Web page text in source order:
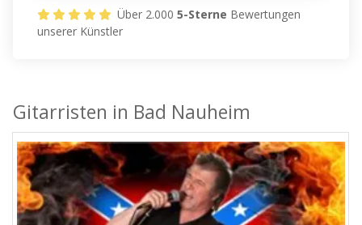
Über 2.0005-Sterne Bewertungen
unserer Künstler
Gitarristen in Bad Nauheim